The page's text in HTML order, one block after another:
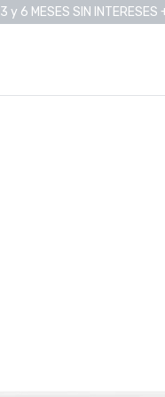
3 y 6 MESES SIN INTERESES